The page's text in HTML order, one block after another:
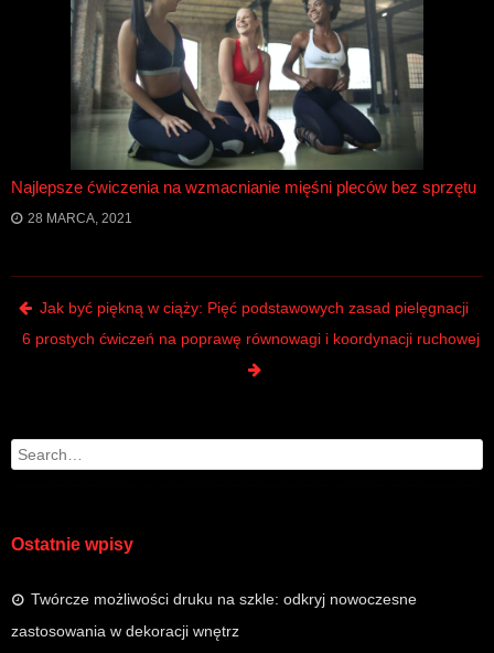
Search
Ostatnie wpisy
Twórcze możliwości druku na szkle: odkryj nowoczesne
zastosowania w dekoracji wnętrz
Najlepsze ćwiczenia na wzmacnianie mięśni pleców bez sprzętu
28 MARCA, 2021
Post navigation
Jak być piękną w ciąży: Pięć podstawowych zasad pielęgnacji
6 prostych ćwiczeń na poprawę równowagi i koordynacji ruchowej